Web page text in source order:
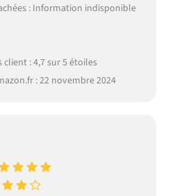
: Information indisponible
: 4,7 sur 5 étoiles
: 22 novembre 2024